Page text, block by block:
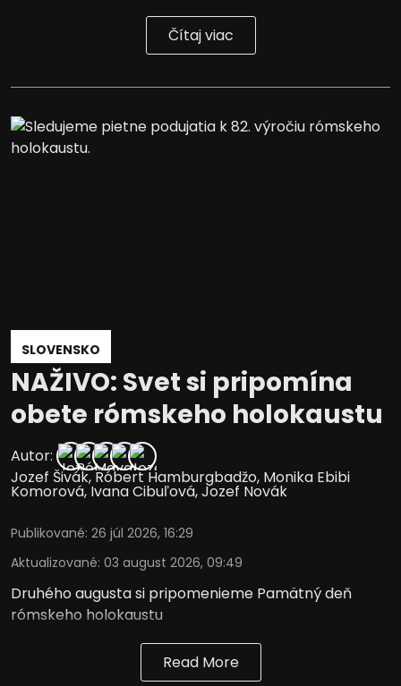
Čítaj viac
SLOVENSKO
NAŽIVO: Svet si pripomína
obete rómskeho holokaustu
Autor:
Jozef Šivák,Róbert Hamburgbadžo, Monika Ebibi
Komorová, Ivana Cibuľová,Jozef Novák
Publikované: 26 júl 2026, 16:29
Aktualizované: 03 august 2026, 09:49
Druhého augusta si pripomenieme Pamätný deň
rómskeho holokaustu
Read More